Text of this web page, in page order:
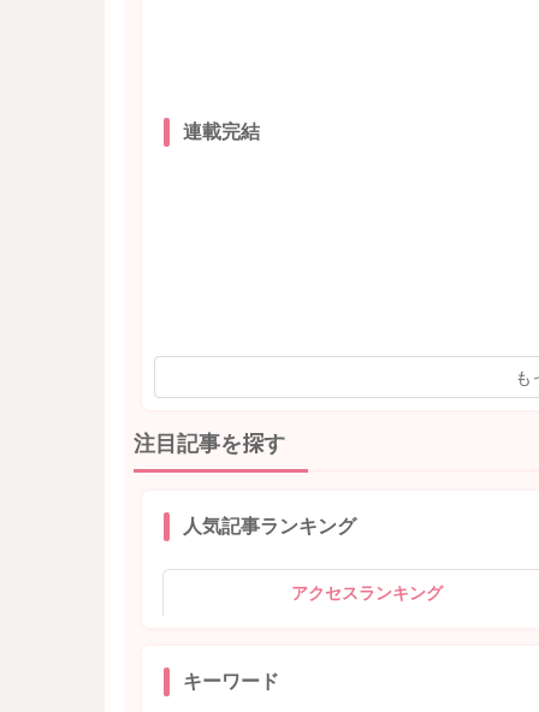
連載完結
も
注目記事を探す
人気記事ランキング
アクセスランキング
キーワード